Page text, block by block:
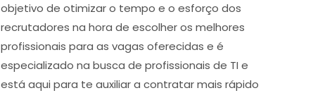
objetivo de otimizar o tempo e o esforço dos
recrutadores na hora de escolher os melhores
profissionais para as vagas oferecidas e é
especializado na busca de profissionais de TI e
está aqui para te auxiliar a contratar mais rápido